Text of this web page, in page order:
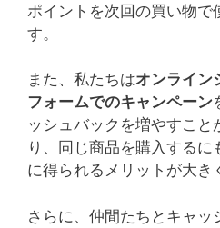
ポイントを次回の買い物で
す。
また、私たちはオンライン
フォームでのキャンペーン
ッシュバックを増やすこと
り、同じ商品を購入する
に得られるメリットが大き
さらに、仲間たちとキャ